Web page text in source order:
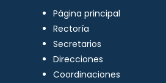
Página principal
Rectoría
Secretarios
Direcciones
Coordinaciones